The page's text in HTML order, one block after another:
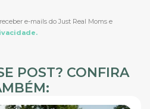
e-mails do Just Real Moms e
POST? CONFIRA